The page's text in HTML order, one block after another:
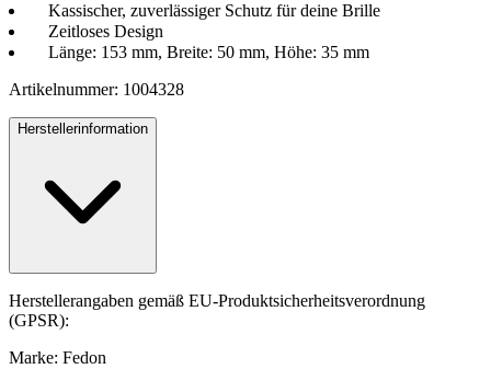
Kassischer, zuverlässiger Schutz für deine Brille
Zeitloses Design
Länge: 153 mm, Breite: 50 mm, Höhe: 35 mm
Artikelnummer: 1004328
Herstellerinformation
Herstellerangaben gemäß EU-Produktsicherheitsverordnung
(GPSR):
Marke: Fedon